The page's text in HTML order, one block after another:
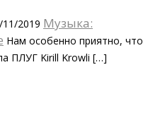
11/2019 Музыка:
Нам особенно приятно, что
ПЛУГ Kirill Krowli […]